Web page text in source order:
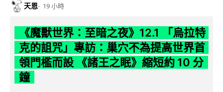
天恩 19 小時
《魔獸世界：至暗之夜》12.1 「烏拉特
克的詛咒」專訪：巢穴不為提高世界首
領門檻而設 《諸王之眠》縮短約 10 分
鐘